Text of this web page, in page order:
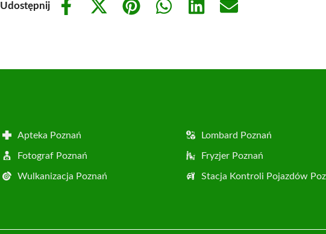
Udostępnij
Share
Share
Share
Share
Share
Share
Apteka Poznań Lombard Poznań
Fotograf Poznań Fryzjer Poznań
Wulkanizacja Poznań Stacja Kontroli Pojazdów